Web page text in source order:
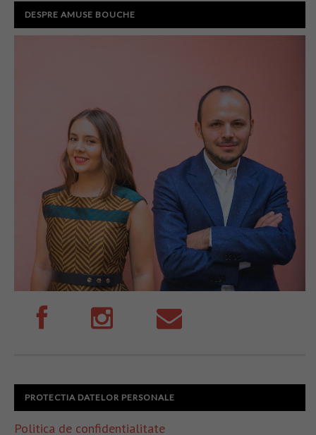
DESPRE AMUSE BOUCHE
PROTECTIA DATELOR PERSONALE
Politica de confidentialitate